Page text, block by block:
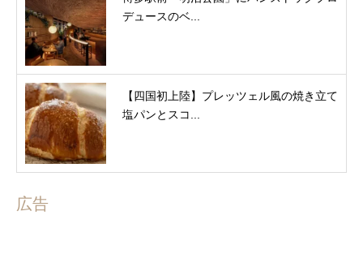
デュースのベ...
【四国初上陸】プレッツェル風の焼き立て
塩パンとスコ...
広告